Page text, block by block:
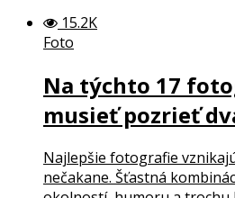
15.2K
Foto
Na týchto 17
musieť pozrieť
Najlepšie fotografie
nečakane. Šťastná